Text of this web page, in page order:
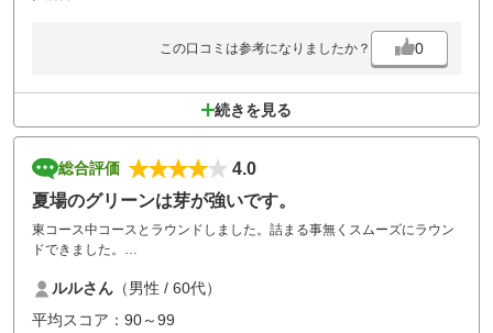
この口コミは参考になりましたか？ 0
続きを見る
総合評価
4.0
夏場のグリーンは芽が強いです。
東コース中コースとラウンドしました。詰まる事無くスムーズにラウン
ドできました。
中々でした。
昼食はメニューの変更を何度もお願いしてますが、今回も同じで食欲を
そそりません。
ルルさん （男性 / 60代）
平均スコア：90～99